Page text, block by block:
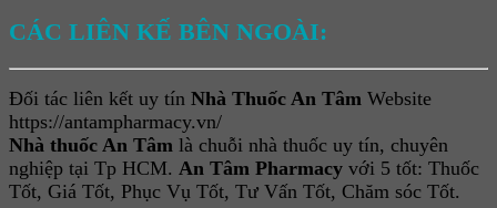
CÁC LIÊN KẾ BÊN NGOÀI:
Đối tác liên kết uy tín Nhà Thuốc An Tâm Website
https://antampharmacy.vn/
Nhà thuốc An Tâm là chuỗi nhà thuốc uy tín, chuyên
nghiệp tại Tp HCM. An Tâm Pharmacy với 5 tốt: Thuốc
Tốt, Giá Tốt, Phục Vụ Tốt, Tư Vấn Tốt, Chăm sóc Tốt.